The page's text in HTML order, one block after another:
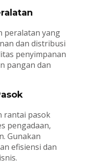
peralatan yang
dan distribusi
penyimpanan
pangan dan
rantai pasok
pengadaan,
Gunakan
efisiensi dan